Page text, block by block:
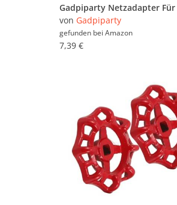
von Gadpiparty
gefunden bei Amazon
7,39 €